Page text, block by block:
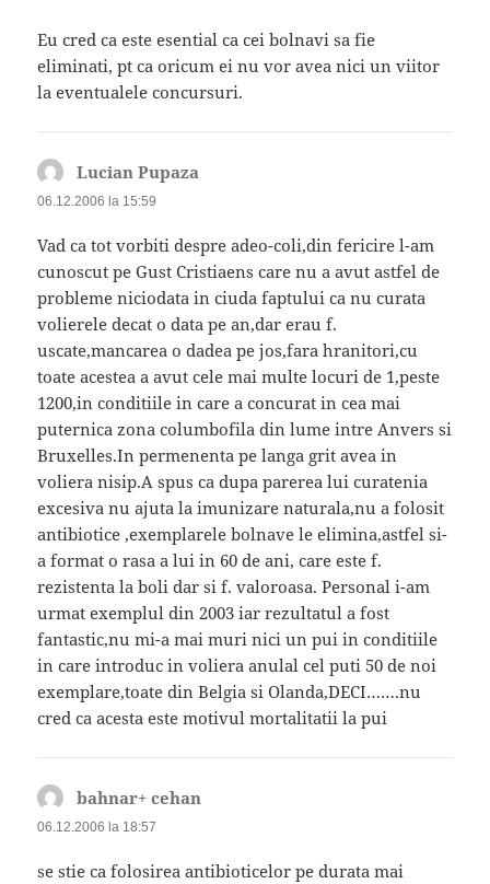
Eu cred ca este esential ca cei bolnavi sa fie
eliminati, pt ca oricum ei nu vor avea nici un viitor
la eventualele concursuri.
Lucian Pupaza
06.12.2006 la 15:59
Vad ca tot vorbiti despre adeo-coli,din fericire l-am
cunoscut pe Gust Cristiaens care nu a avut astfel de
probleme niciodata in ciuda faptului ca nu curata
volierele decat o data pe an,dar erau f.
uscate,mancarea o dadea pe jos,fara hranitori,cu
toate acestea a avut cele mai multe locuri de 1,peste
1200,in conditiile in care a concurat in cea mai
puternica zona columbofila din lume intre Anvers si
Bruxelles.In permenenta pe langa grit avea in
voliera nisip.A spus ca dupa parerea lui curatenia
excesiva nu ajuta la imunizare naturala,nu a folosit
antibiotice ,exemplarele bolnave le elimina,astfel si-
a format o rasa a lui in 60 de ani, care este f.
rezistenta la boli dar si f. valoroasa. Personal i-am
urmat exemplul din 2003 iar rezultatul a fost
fantastic,nu mi-a mai muri nici un pui in conditiile
in care introduc in voliera anulal cel puti 50 de noi
exemplare,toate din Belgia si Olanda,DECI…….nu
cred ca acesta este motivul mortalitatii la pui
bahnar+ cehan
06.12.2006 la 18:57
se stie ca folosirea antibioticelor pe durata mai